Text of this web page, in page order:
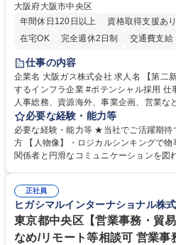
大阪府大阪市中央区
年間休日120日以上
資格取得支援あり
在宅OK
完全週休2日制 交通費支給
服装自由
第二新卒歓迎
仕事の内容
企業名 大阪ガス株式会社 求人名 【第二新卒】事務系総合職 #関西を代表
するインフラ企業 #ポテンシャル採用 仕事の内容 事務系総合職として、
人事総務、資源海外、事業企画、営業な
す。 【業務内容の一例】■所属事業部の
務 ■営業部門の企画スタッフ、ルート営業 【キャリアパス】入社後の
ポジションで一定期間ご活躍頂いた後、
鑑みてジョブローテーションを行います
表するインフラ企業 #ポテンシャル採用
必要な経験・能力等
必要な経験・能力等 ★当社でご活躍期待
方 【人物像】・ロジカルシンキングで
関係者と円滑なコミュニケーションを図れる ■2024年度から2026
72.html ■エネルギーセキュリティの不安
甚大化など、これまで以上に社会課題解
「未来の日常」の創造に向けて持続可能
す。 学歴・資格 学歴：大学院 大学 語学
正社員
ヒガシマルインターナショナル株
東京都中央区【営業事務・貿
なめ/リモート等相談可 営業事